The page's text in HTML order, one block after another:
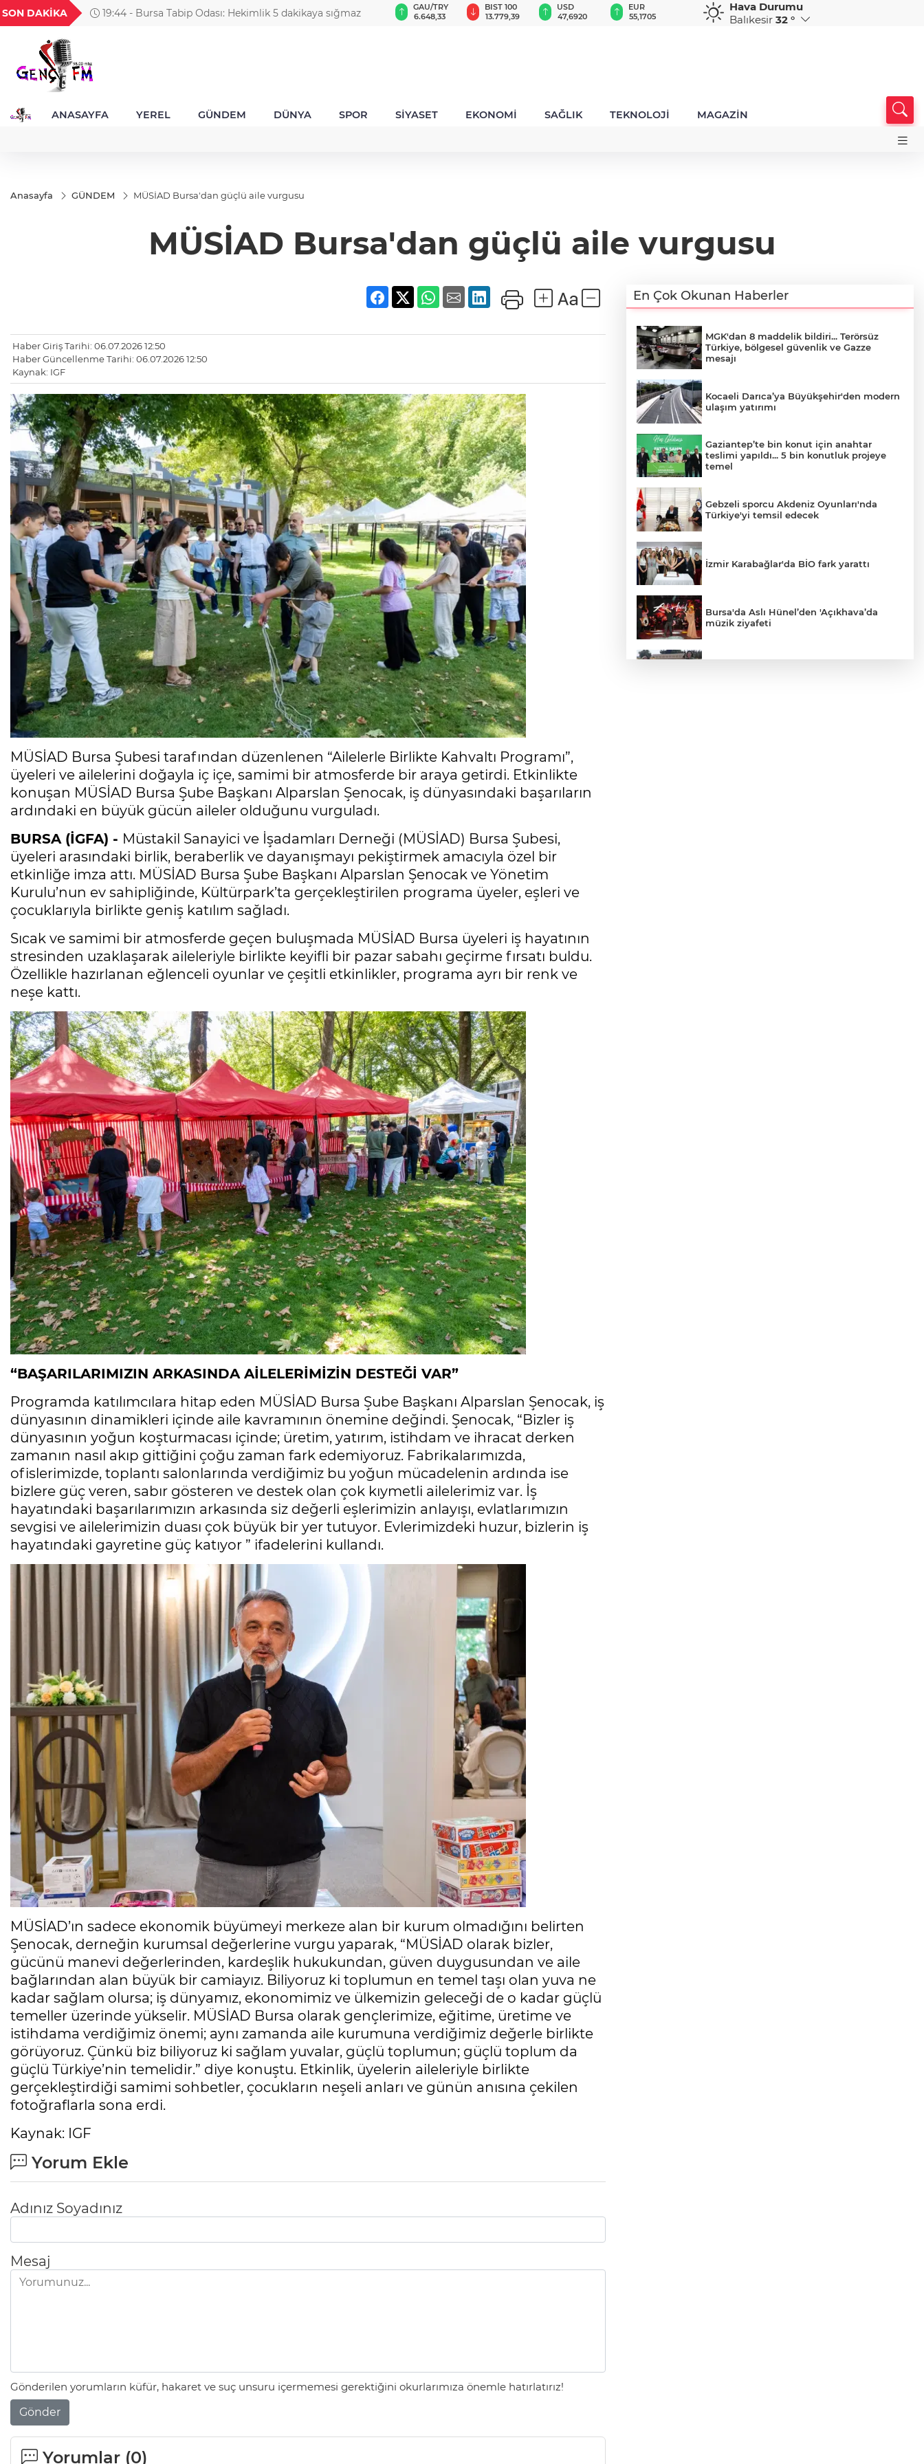
SON DAKİKA 19:44 - Gebze’nin geleceği için Başkent'te güçlü temaslar
18,2379
TND
16,2383
BGN
27,9743
VND
0,0018
6.648,33
BIST 100
13.779,39
USD
47,6920
EUR
55,1705
GBP
64,3952
CHF
59,0407
CAD
34,2254
Hava Durumu
Balıkesir 32 °
ANASAYFA YEREL GÜNDEM DÜNYA SPOR SİYASET EKONOMİ SAĞLIK TEKNOLOJİ MAGAZİN
Anasayfa GÜNDEM MÜSİAD Bursa'dan güçlü aile vurgusu
MÜSİAD Bursa'dan güçlü aile vurgusu
Haber Giriş Tarihi: 06.07.2026 12:50
Haber Güncellenme Tarihi: 06.07.2026 12:50
Kaynak: IGF
MÜSİAD Bursa Şubesi tarafından düzenlenen “Ailelerle Birlikte Kahvaltı Programı”,
üyeleri ve ailelerini doğayla iç içe, samimi bir atmosferde bir araya getirdi. Etkinlikte
konuşan MÜSİAD Bursa Şube Başkanı Alparslan Şenocak, iş dünyasındaki başarıların
ardındaki en büyük gücün aileler olduğunu vurguladı.
BURSA (İGFA) - Müstakil Sanayici ve İşadamları Derneği (MÜSİAD) Bursa Şubesi,
üyeleri arasındaki birlik, beraberlik ve dayanışmayı pekiştirmek amacıyla özel bir
etkinliğe imza attı. MÜSİAD Bursa Şube Başkanı Alparslan Şenocak ve Yönetim
Kurulu’nun ev sahipliğinde, Kültürpark’ta gerçekleştirilen programa üyeler, eşleri ve
çocuklarıyla birlikte geniş katılım sağladı.
Sıcak ve samimi bir atmosferde geçen buluşmada MÜSİAD Bursa üyeleri iş hayatının
stresinden uzaklaşarak aileleriyle birlikte keyifli bir pazar sabahı geçirme fırsatı buldu.
Özellikle hazırlanan eğlenceli oyunlar ve çeşitli etkinlikler, programa ayrı bir renk ve
neşe kattı.
“BAŞARILARIMIZIN ARKASINDA AİLELERİMİZİN DESTEĞİ VAR”
Programda katılımcılara hitap eden MÜSİAD Bursa Şube Başkanı Alparslan Şenocak, iş
dünyasının dinamikleri içinde aile kavramının önemine değindi. Şenocak, “Bizler iş
dünyasının yoğun koşturmacası içinde; üretim, yatırım, istihdam ve ihracat derken
zamanın nasıl akıp gittiğini çoğu zaman fark edemiyoruz. Fabrikalarımızda,
ofislerimizde, toplantı salonlarında verdiğimiz bu yoğun mücadelenin ardında ise
bizlere güç veren, sabır gösteren ve destek olan çok kıymetli ailelerimiz var. İş
hayatındaki başarılarımızın arkasında siz değerli eşlerimizin anlayışı, evlatlarımızın
sevgisi ve ailelerimizin duası çok büyük bir yer tutuyor. Evlerimizdeki huzur, bizlerin iş
hayatındaki gayretine güç katıyor ” ifadelerini kullandı.
MÜSİAD’ın sadece ekonomik büyümeyi merkeze alan bir kurum olmadığını belirten
Şenocak, derneğin kurumsal değerlerine vurgu yaparak, “MÜSİAD olarak bizler,
gücünü manevi değerlerinden, kardeşlik hukukundan, güven duygusundan ve aile
bağlarından alan büyük bir camiayız. Biliyoruz ki toplumun en temel taşı olan yuva ne
kadar sağlam olursa; iş dünyamız, ekonomimiz ve ülkemizin geleceği de o kadar güçlü
temeller üzerinde yükselir. MÜSİAD Bursa olarak gençlerimize, eğitime, üretime ve
istihdama verdiğimiz önemi; aynı zamanda aile kurumuna verdiğimiz değerle birlikte
görüyoruz. Çünkü biz biliyoruz ki sağlam yuvalar, güçlü toplumun; güçlü toplum da
güçlü Türkiye’nin temelidir.” diye konuştu. Etkinlik, üyelerin aileleriyle birlikte
gerçekleştirdiği samimi sohbetler, çocukların neşeli anları ve günün anısına çekilen
fotoğraflarla sona erdi.
Kaynak: IGF
Yorum Ekle
Adınız Soyadınız
Mesaj
Gönderilen yorumların küfür, hakaret ve suç unsuru içermemesi gerektiğini okurlarımıza önemle hatırlatırız!
Gönder
Yorumlar (0)
En Çok Okunan Haberler
MGK'dan 8 maddelik bildiri... Terörsüz
Türkiye, bölgesel güvenlik ve Gazze
mesajı
Kocaeli Darıca’ya Büyükşehir'den modern
ulaşım yatırımı
Gaziantep’te bin konut için anahtar
teslimi yapıldı... 5 bin konutluk projeye
temel
Gebzeli sporcu Akdeniz Oyunları'nda
Türkiye'yi temsil edecek
İzmir Karabağlar'da BİO fark yarattı
Bursa'da Aslı Hünel’den 'Açıkhava’da
müzik ziyafeti